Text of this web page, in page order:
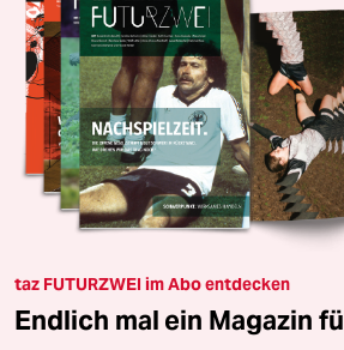
taz FUTURZWEI im Abo entdecken
Endlich mal ein Magazin